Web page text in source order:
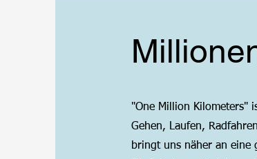
"One Million Kilometers"
Gehen, Laufen,
bringt uns näher an eine